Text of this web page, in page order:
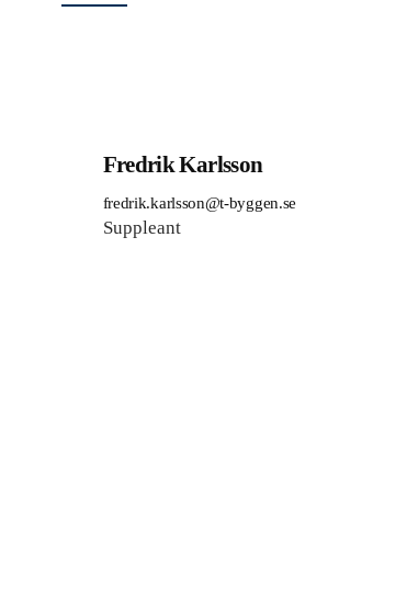
Fredrik Karlsson
fredrik.karlsson@t-byggen.se
Suppleant